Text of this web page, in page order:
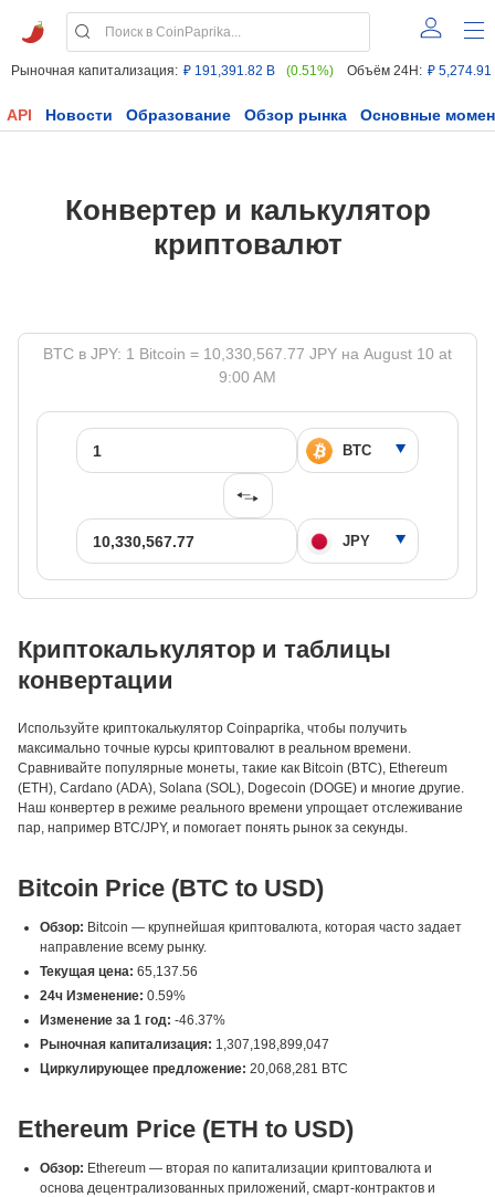
Рыночная капитализация: ₽ 191,391.82 B (0.51%) Объём 24H: ₽ 5,274.91
API Новости Образование Обзор рынка Основные
Конвертер и калькулятор
криптовалют
BTC в JPY: 1 Bitcoin = 10,330,567.77 JPY на August 10 at
9:00 AM
Криптокалькулятор и таблицы
конвертации
Используйте криптокалькулятор Coinpaprika, чтобы получить
максимально точные курсы криптовалют в реальном времени.
Сравнивайте популярные монеты, такие как Bitcoin (BTC), Ethereum
(ETH), Cardano (ADA), Solana (SOL), Dogecoin (DOGE) и многие другие.
Наш конвертер в режиме реального времени упрощает отслеживание
пар, например BTC/JPY, и помогает понять рынок за секунды.
Bitcoin Price (BTC to USD)
Обзор: Bitcoin — крупнейшая криптовалюта, которая часто задает
направление всему рынку.
Текущая цена: 65,137.56
24ч Изменение: 0.59%
Изменение за 1 год: -46.37%
Рыночная капитализация: 1,307,198,899,047
Циркулирующее предложение: 20,068,281 BTC
Ethereum Price (ETH to USD)
Обзор: Ethereum — вторая по капитализации криптовалюта и
основа децентрализованных приложений, смарт-контрактов и